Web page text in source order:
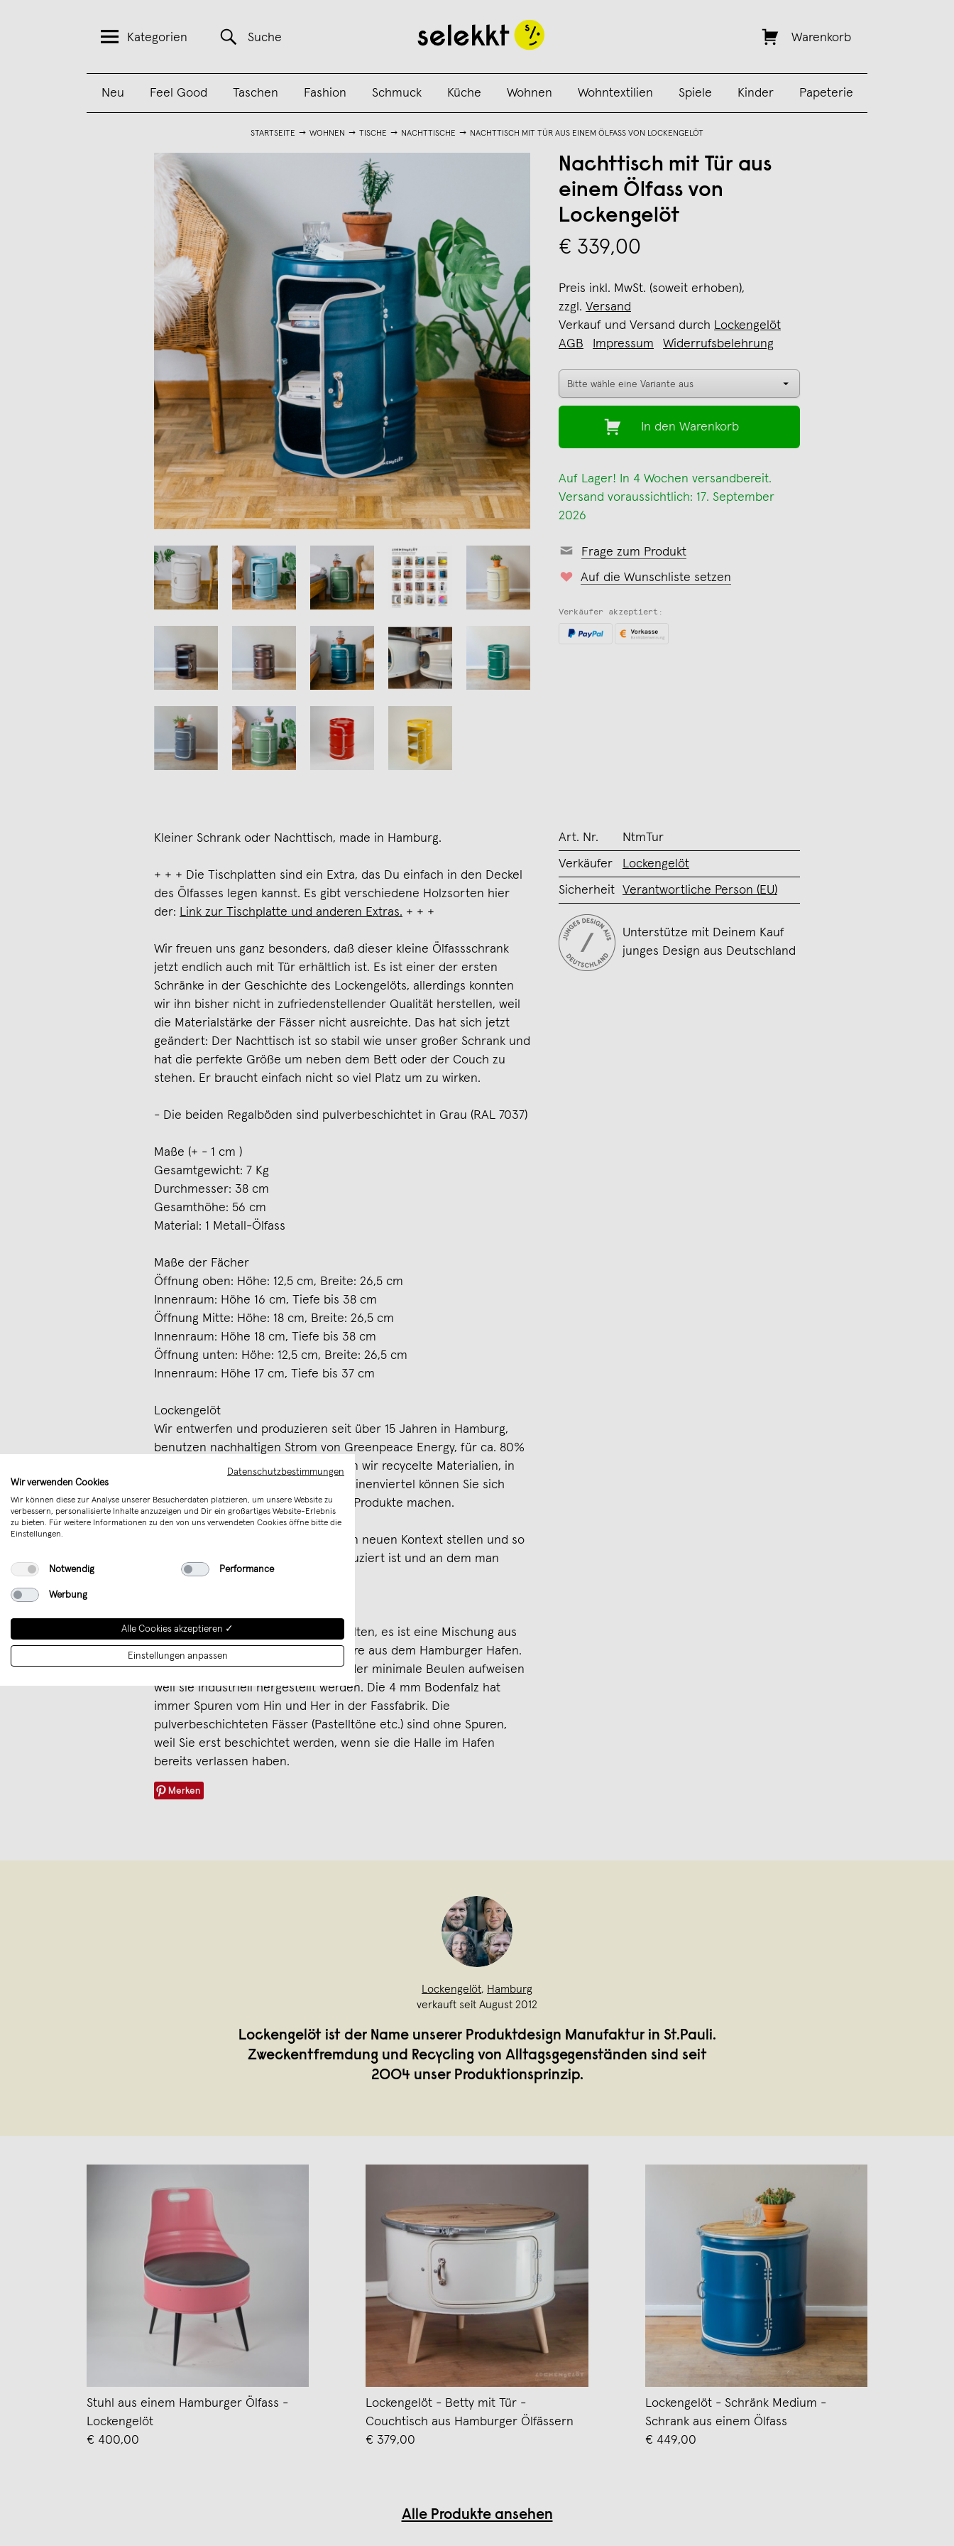
Kategorien Suche Warenkorb
Neu Feel Good Taschen Fashion Schmuck Küche Wohnen Wohntextilien Spiele Kinder Papeterie
STARTSEITE WOHNEN TISCHE NACHTTISCHE NACHTTISCH MIT TÜR AUS EINEM ÖLFASS VON LOCKENGELÖT
Nachttisch mit Tür aus
einem Ölfass von
Lockengelöt
€ 339,00
Preis inkl. MwSt. (soweit erhoben),
zzgl. Versand
Verkauf und Versand durch Lockengelöt
AGB
Impressum Widerrufsbelehrung
In den Warenkorb
Auf Lager! In 4 Wochen versandbereit.
Versand voraussichtlich: 17. September
2026
Frage zum Produkt
Auf die Wunschliste setzen
Verkäufer akzeptiert:
Kleiner Schrank oder Nachttisch, made in Hamburg.
+ + + Die Tischplatten sind ein Extra, das Du einfach in den Deckel
des Ölfasses legen kannst. Es gibt verschiedene Holzsorten hier
der: Link zur Tischplatte und anderen Extras. + + +
Wir freuen uns ganz besonders, daß dieser kleine Ölfassschrank
jetzt endlich auch mit Tür erhältlich ist. Es ist einer der ersten
Schränke in der Geschichte des Lockengelöts, allerdings konnten
wir ihn bisher nicht in zufriedenstellender Qualität herstellen, weil
die Materialstärke der Fässer nicht ausreichte. Das hat sich jetzt
geändert: Der Nachttisch ist so stabil wie unser großer Schrank und
hat die perfekte Größe um neben dem Bett oder der Couch zu
stehen. Er braucht einfach nicht so viel Platz um zu wirken.
- Die beiden Regalböden sind pulverbeschichtet in Grau (RAL 7037)
Maße (+ - 1 cm )
Gesamtgewicht: 7 Kg
Durchmesser: 38 cm
Gesamthöhe: 56 cm
Material: 1 Metall-Ölfass
Maße der Fächer
Öffnung oben: Höhe: 12,5 cm, Breite: 26,5 cm
Innenraum: Höhe 16 cm, Tiefe bis 38 cm
Öffnung Mitte: Höhe: 18 cm, Breite: 26,5 cm
Innenraum: Höhe 18 cm, Tiefe bis 38 cm
Öffnung unten: Höhe: 12,5 cm, Breite: 26,5 cm
Innenraum: Höhe 17 cm, Tiefe bis 37 cm
Lockengelöt
Wir entwerfen und produzieren seit über 15 Jahren in Hamburg,
benutzen nachhaltigen Strom von Greenpeace Energy, für ca. 80%
unseres Produkt-Portfolios benutzen wir recycelte Materialien, in
unserem Laden im Hamburger Karolinenviertel können Sie sich
auch persönlich ein Bild all unserer Produkte machen.
"Wir wollen alltägliche Dinge in einen neuen Kontext stellen und so
etwas Neues schaffen, das gut produziert ist und an dem man
lange Freude hat."
Die Fässer haben noch nie Öl enthalten, es ist eine Mischung aus
Überproduktionen, Neu- oder B-Ware aus dem Hamburger Hafen.
Sie können kleine, leichte Kratzer oder minimale Beulen aufweisen
weil sie industriell hergestellt werden. Die 4 mm Bodenfalz hat
immer Spuren vom Hin und Her in der Fassfabrik. Die
pulverbeschichteten Fässer (Pastelltöne etc.) sind ohne Spuren,
weil Sie erst beschichtet werden, wenn sie die Halle im Hafen
bereits verlassen haben.
Merken
Art. Nr. NtmTur
Verkäufer Lockengelöt
Sicherheit Verantwortliche Person (EU)
Unterstütze mit Deinem Kauf
junges Design aus Deutschland
Lockengelöt, Hamburg
verkauft seit August 2012
Lockengelöt ist der Name unserer Produktdesign Manufaktur in St.Pauli.
Zweckentfremdung und Recycling von Alltagsgegenständen sind seit
2004 unser Produktionsprinzip.
Stuhl aus einem Hamburger Ölfass -
Lockengelöt
€ 400,00
Lockengelöt - Betty mit Tür -
Couchtisch aus Hamburger Ölfässern
€ 379,00
Lockengelöt - Schränk Medium -
Schrank aus einem Ölfass
€ 449,00
Alle Produkte ansehen
Datenschutzbestimmungen
Wir verwenden Cookies
Wir können diese zur Analyse unserer Besucherdaten platzieren, um unsere Website zu
verbessern, personalisierte Inhalte anzuzeigen und Dir ein großartiges Website-Erlebnis
zu bieten. Für weitere Informationen zu den von uns verwendeten Cookies öffne bitte die
Einstellungen.
Notwendig Performance
Werbung
Alle Cookies akzeptieren ✓
Einstellungen anpassen